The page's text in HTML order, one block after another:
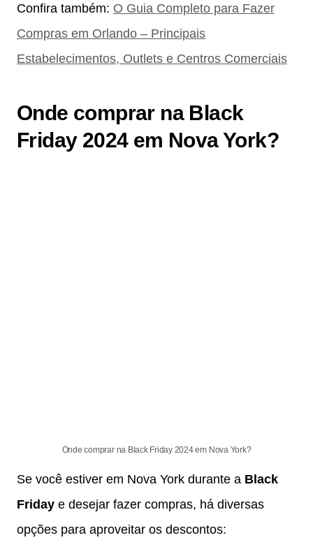
Confira também: O Guia Completo para Fazer
Compras em Orlando – Principais
Estabelecimentos, Outlets e Centros Comerciais
Onde comprar na Black
Friday 2024 em Nova York?
Onde comprar na Black Friday 2024 em Nova York?
Se você estiver em Nova York durante a Black
Friday e desejar fazer compras, há diversas
opções para aproveitar os descontos: